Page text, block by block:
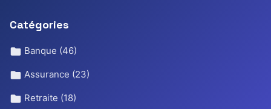
Catégories
Banque (46)
Assurance (23)
Retraite (18)